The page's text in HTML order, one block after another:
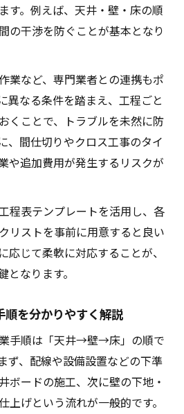
す。例えば、天井・壁・床の順
の干渉を防ぐことが基本となり
業など、専門業者との連携もポ
異なる条件を踏まえ、工程ごと
くことで、トラブルを未然に防
、間仕切りやクロス工事のタイ
や追加費用が発生するリスクが
程表テンプレートを活用し、各
リストを事前に用意すると良い
応じて柔軟に対応することが、
なります。
順を分かりやすく解説
手順は「天井→壁→床」の順で
ず、配線や設備設置などの下準
ボードの施工、次に壁の下地・
上げという流れが一般的です。